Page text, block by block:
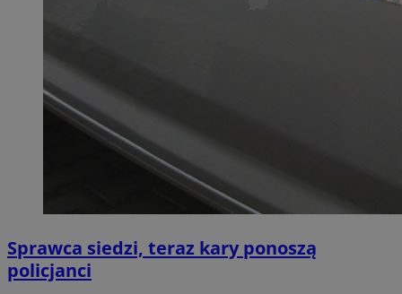
Sprawca siedzi, teraz kary ponoszą
policjanci